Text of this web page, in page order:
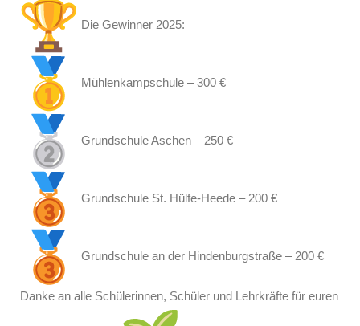
Die Gewinner 2025:
Mühlenkampschule – 300 €
Grundschule Aschen – 250 €
Grundschule St. Hülfe-Heede – 200 €
Grundschule an der Hindenburgstraße – 200 €
Danke an alle Schülerinnen, Schüler und Lehrkräfte für euren